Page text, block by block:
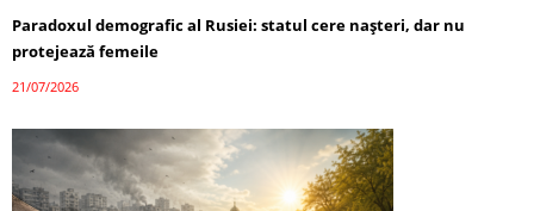
Paradoxul demografic al Rusiei: statul cere nașteri, dar nu
protejează femeile
21/07/2026